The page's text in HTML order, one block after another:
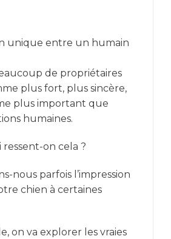
unique entre un humain
de propriétaires
plus fort, plus sincère,
plus important que
humaines.
on cela ?
nous parfois l’impression
chien à certaines
on va explorer les vraies